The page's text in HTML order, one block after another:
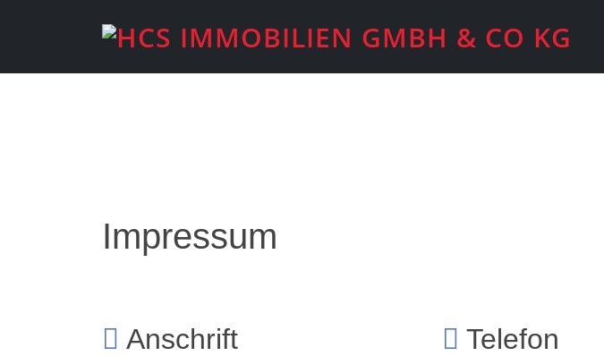
Impressum
Anschrift Telefon